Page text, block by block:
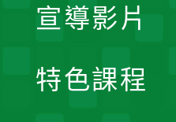
宣導影片
特色課程